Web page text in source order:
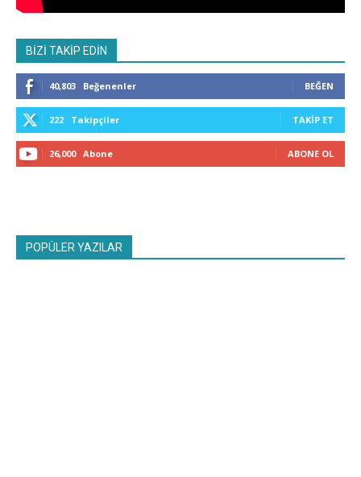
BİZİ TAKİP EDİN
40,803 Beğenenler BEĞEN
222 Takipçiler TAKIP ET
26,000 Abone ABONE OL
POPÜLER YAZILAR